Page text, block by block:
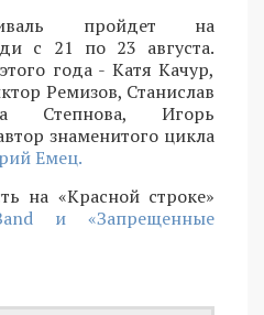
пройдет на
с 21 по 23 августа.
года - Катя Качур,
Ремизов, Станислав
Степнова, Игорь
знаменитого цикла
Емец.
на «Красной строке»
и «Запрещенные